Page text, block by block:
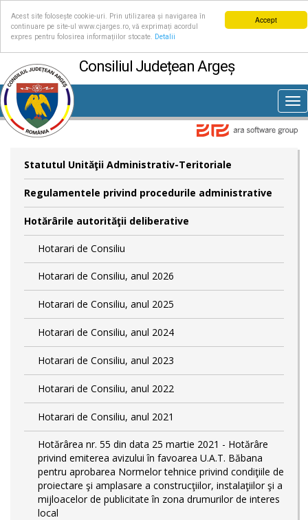
Accept
Acest site folosește cookie-uri. Prin utilizarea și navigarea în
continuare pe site-ul www.cjarges.ro, vă exprimați acordul
expres pentru folosirea informațiilor stocate.
Detalii
Consiliul Județean Argeș
Statutul Unităţii Administrativ-Teritoriale
Regulamentele privind procedurile administrative
Hotărârile autorităţii deliberative
Hotarari de Consiliu
Hotarari de Consiliu, anul 2026
Hotarari de Consiliu, anul 2025
Hotarari de Consiliu, anul 2024
Hotarari de Consiliu, anul 2023
Hotarari de Consiliu, anul 2022
Hotarari de Consiliu, anul 2021
Hotărârea nr. 55 din data 25 martie 2021 - Hotărâre
privind emiterea avizului în favoarea U.A.T. Băbana
pentru aprobarea Normelor tehnice privind condiţiile de
proiectare şi amplasare a construcţiilor, instalaţiilor şi a
mijloacelor de publicitate în zona drumurilor de interes
local